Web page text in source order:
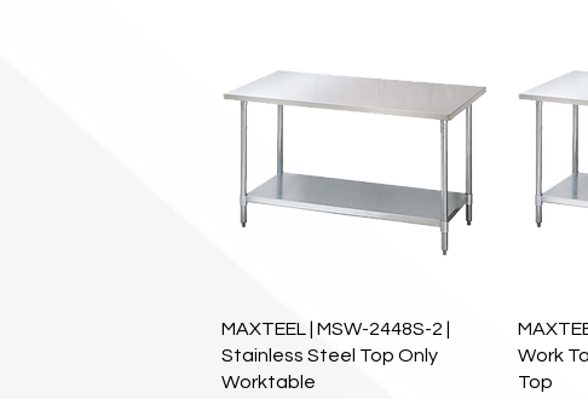
Vista rápida
MAXTEEL | MSW-2448S-2 |
Stainless Steel Top Only
Worktable
Work
Top